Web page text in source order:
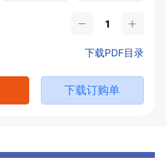
下载PDF目录
下载订购单